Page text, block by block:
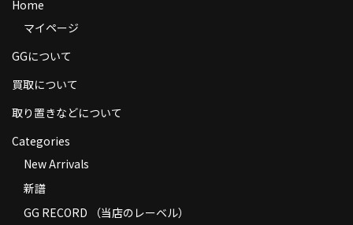
送料
お支払い方法
返品
コンディション
特定商取引法に基づく表示
Home
マイページ
GGについて
買取について
取り置きなどについて
Categories
New Arrivals
新譜
GG RECORD （当店のレーベル）